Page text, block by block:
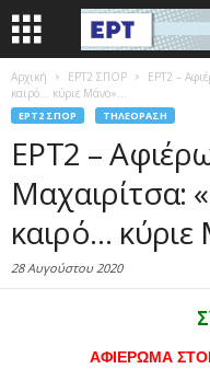
Αρχική EΡΤ2 ΣΠΟΡ
ΕΡΤ2 –
καιρό… κύριε Μάνο»...
EΡΤ2 ΣΠΟΡ ΤΗΛΕΌΡΑΣΗ
ΕΡΤ2 –
Μαχαιρίτσα:
καιρό…
28 Αυγούστου 2020
ΑΦΙΕΡΩΜΑ